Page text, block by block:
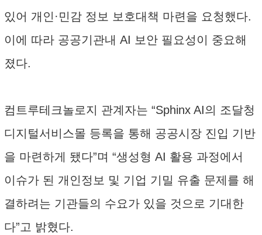
있어 개인·민감 정보 보호대책 마련을 요청했다.
이에 따라 공공기관내 AI 보안 필요성이 중요해
졌다.
컴트루테크놀로지 관계자는 “Sphinx AI의 조달청
디지털서비스몰 등록을 통해 공공시장 진입 기반
을 마련하게 됐다”며 “생성형 AI 활용 과정에서
이슈가 된 개인정보 및 기업 기밀 유출 문제를 해
결하려는 기관들의 수요가 있을 것으로 기대한
다”고 밝혔다.